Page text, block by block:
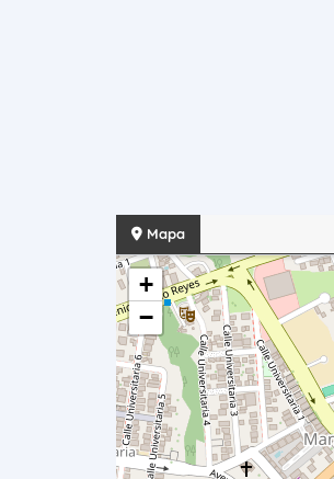
Mapa
+
−